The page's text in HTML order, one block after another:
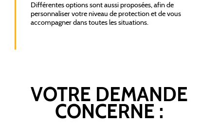
Différentes options sont aussi proposées, afin de
personnaliser votre niveau de protection et de vous
accompagner dans toutes les situations.
VOTRE DEMANDE
CONCERNE :